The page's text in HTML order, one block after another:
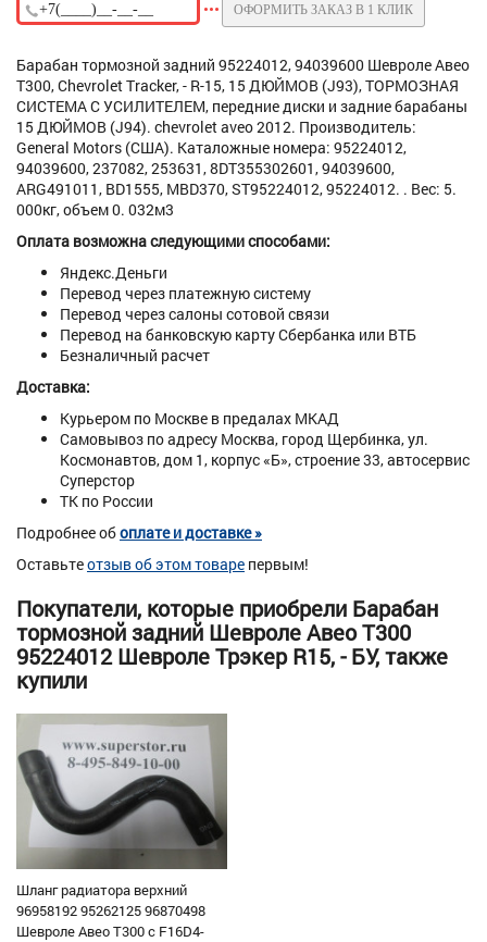
ОФОРМИТЬ ЗАКАЗ В 1 КЛИК
Барабан тормозной задний 95224012, 94039600 Шевроле Авео
Т300, Chevrolet Tracker, - R-15, 15 ДЮЙМОВ (J93), ТОРМОЗНАЯ
СИСТЕМА С УСИЛИТЕЛЕМ, передние диски и задние барабаны
15 ДЮЙМОВ (J94). chevrolet aveo 2012. Производитель:
General Motors (США). Каталожные номера: 95224012,
94039600, 237082, 253631, 8DT355302601, 94039600,
ARG491011, BD1555, MBD370, ST95224012, 95224012. . Вес: 5.
000кг, объем 0. 032м3
Оплата возможна следующими способами:
Яндекс.Деньги
Перевод через платежную систему
Перевод через салоны сотовой связи
Перевод на банковскую карту Сбербанка или ВТБ
Безналичный расчет
Доставка:
Курьером по Москве в предалах МКАД
Самовывоз по адресу Москва, город Щербинка, ул.
Космонавтов, дом 1, корпус «Б», строение 33, автосервис
Суперстор
ТК по России
Подробнее обоплате и доставке »
Оставьтеотзыв об этом товаре первым!
Покупатели, которые приобрели Барабан
тормозной задний Шевроле Авео Т300
95224012 Шевроле Трэкер R15, - БУ, также
купили
Шланг радиатора верхний
96958192 95262125 96870498
Шевроле Авео Т300 с F16D4-